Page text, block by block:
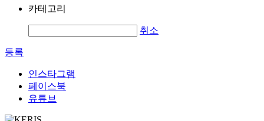
카테고리
취소
등록
인스타그램
페이스북
유튜브